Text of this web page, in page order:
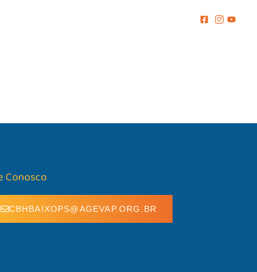
Conosco
CBHBAIXOPS@AGEVAP.ORG.BR